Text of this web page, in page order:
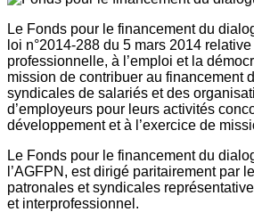
Le Fonds pour le financement du
loi n°2014-288 du 5 mars 2014
professionnelle, à l’emploi et la
mission de contribuer au financement
syndicales de salariés et des
d’employeurs pour leurs activités
développement et à l’exercice de
Le Fonds pour le financement du
l’AGFPN, est dirigé paritairement par
patronales et syndicales
et interprofessionnel.